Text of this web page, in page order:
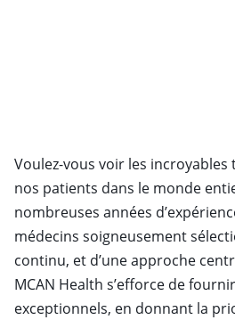
Voulez-vous voir les
nos patients dans le monde
nombreuses années
médecins soigneusement
continu, et d’une approche
MCAN Health s’efforce de
exceptionnels, en donnant la